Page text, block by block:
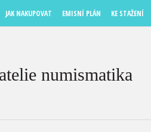
JAK NAKUPOVAT EMISNÍ PLÁN KE STAŽENÍ
numismatika